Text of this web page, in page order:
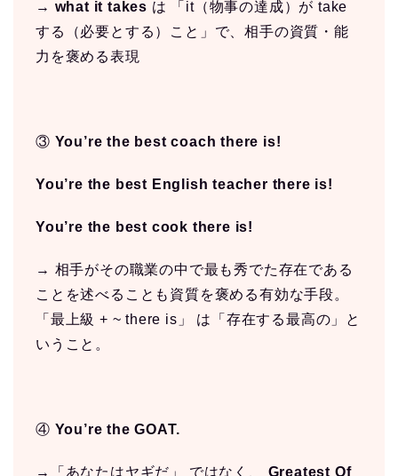
→ what it takes は 「it（物事の達成）が take
する（必要とする）こと」で、相手の資質・能
力を褒める表現
③ You’re the best coach there is!
You’re the best English teacher there is!
You’re the best cook there is!
→ 相手がその職業の中で最も秀でた存在である
ことを述べることも資質を褒める有効な手段。
「最上級 + ~ there is」 は「存在する最高の」と
いうこと。
④ You’re the GOAT.
→「あなたはヤギだ」 ではなく、 Greatest Of